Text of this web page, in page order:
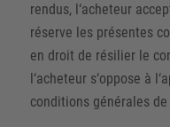
rendus, l‘acheteur
réserve les présentes
en droit de résilier le
l‘acheteur s‘oppose à
conditions générales